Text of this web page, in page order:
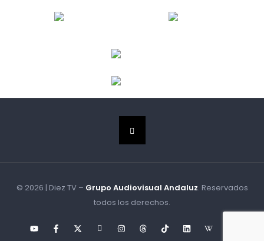
© 2026 | Diez TV – Grupo Audiovisual Andaluz. Reservados
todos los derechos.